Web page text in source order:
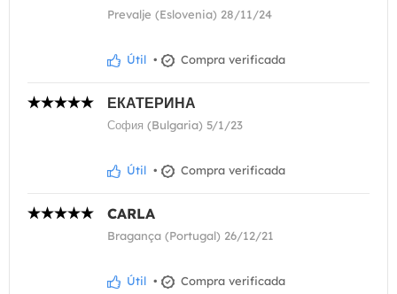
Prevalje (Eslovenia) 28/11/24
Útil • Compra verificada
ЕКАТЕРИНА
София (Bulgaria) 5/1/23
Útil • Compra verificada
CARLA
Bragança (Portugal) 26/12/21
Útil • Compra verificada